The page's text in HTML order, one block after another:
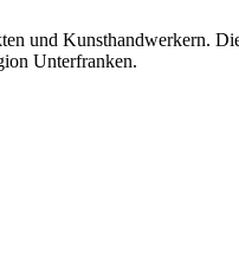
und Kunsthandwerkern.
Unterfranken.